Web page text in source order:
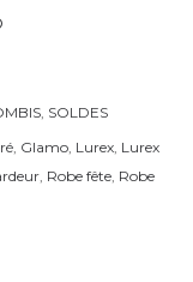
SOLDES
Glamo Lurex Lurex
Robe fête Robe